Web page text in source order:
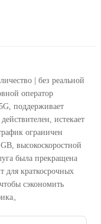
| без реальной
оператор
поддерживает
истекает
ограничен
высокоскоростной
была прекращена
для краткосрочных
сэкономить
。